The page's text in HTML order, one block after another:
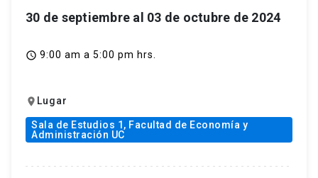
30 de septiembre al 03 de octubre de 2024
access_time 9:00 am a 5:00 pm hrs.
location_on Lugar
Sala de Estudios 1, Facultad de Economía y
Administración UC